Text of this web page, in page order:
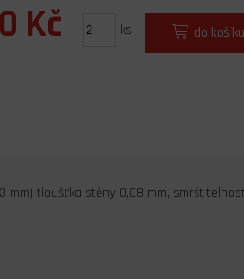
Kč ks do košíku
mm) tloušťka stěny 0,08 mm,